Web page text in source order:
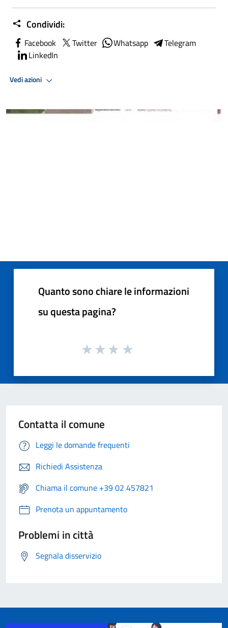
Condividi:
Facebook Twitter Whatsapp
Telegram
LinkedIn
Vedi azioni
Quanto sono chiare le informazioni
su questa pagina?
Contatta il comune
Leggi le domande frequenti
Richiedi Assistenza
Chiama il comune +39 02 457821
Prenota un appuntamento
Problemi in città
Segnala disservizio